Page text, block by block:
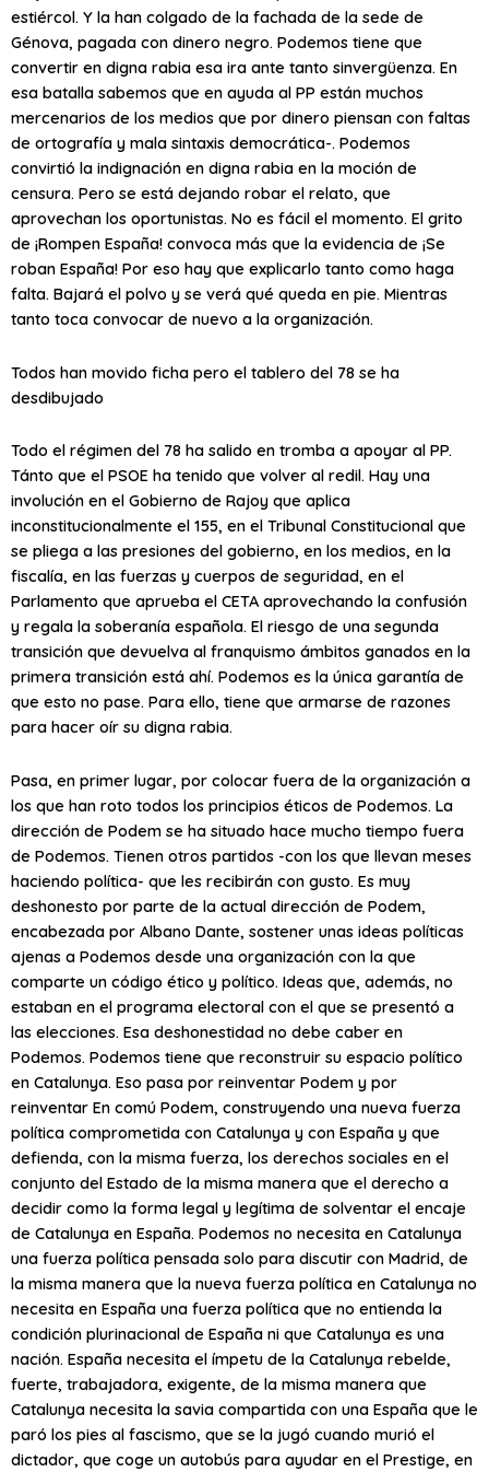
estiércol. Y la han colgado de la fachada de la sede de
Génova, pagada con dinero negro. Podemos tiene que
convertir en digna rabia esa ira ante tanto sinvergüenza. En
esa batalla sabemos que en ayuda al PP están muchos
mercenarios de los medios que por dinero piensan con faltas
de ortografía y mala sintaxis democrática-. Podemos
convirtió la indignación en digna rabia en la moción de
censura. Pero se está dejando robar el relato, que
aprovechan los oportunistas. No es fácil el momento. El grito
de ¡Rompen España! convoca más que la evidencia de ¡Se
roban España! Por eso hay que explicarlo tanto como haga
falta. Bajará el polvo y se verá qué queda en pie. Mientras
tanto toca convocar de nuevo a la organización.
Todos han movido ficha pero el tablero del 78 se ha
desdibujado
Todo el régimen del 78 ha salido en tromba a apoyar al PP.
Tánto que el PSOE ha tenido que volver al redil. Hay una
involución en el Gobierno de Rajoy que aplica
inconstitucionalmente el 155, en el Tribunal Constitucional que
se pliega a las presiones del gobierno, en los medios, en la
fiscalía, en las fuerzas y cuerpos de seguridad, en el
Parlamento que aprueba el CETA aprovechando la confusión
y regala la soberanía española. El riesgo de una segunda
transición que devuelva al franquismo ámbitos ganados en la
primera transición está ahí. Podemos es la única garantía de
que esto no pase. Para ello, tiene que armarse de razones
para hacer oír su digna rabia.
Pasa, en primer lugar, por colocar fuera de la organización a
los que han roto todos los principios éticos de Podemos. La
dirección de Podem se ha situado hace mucho tiempo fuera
de Podemos. Tienen otros partidos -con los que llevan meses
haciendo política- que les recibirán con gusto. Es muy
deshonesto por parte de la actual dirección de Podem,
encabezada por Albano Dante, sostener unas ideas políticas
ajenas a Podemos desde una organización con la que
comparte un código ético y político. Ideas que, además, no
estaban en el programa electoral con el que se presentó a
las elecciones. Esa deshonestidad no debe caber en
Podemos. Podemos tiene que reconstruir su espacio político
en Catalunya. Eso pasa por reinventar Podem y por
reinventar En comú Podem, construyendo una nueva fuerza
política comprometida con Catalunya y con España y que
defienda, con la misma fuerza, los derechos sociales en el
conjunto del Estado de la misma manera que el derecho a
decidir como la forma legal y legítima de solventar el encaje
de Catalunya en España. Podemos no necesita en Catalunya
una fuerza política pensada solo para discutir con Madrid, de
la misma manera que la nueva fuerza política en Catalunya no
necesita en España una fuerza política que no entienda la
condición plurinacional de España ni que Catalunya es una
nación. España necesita el ímpetu de la Catalunya rebelde,
fuerte, trabajadora, exigente, de la misma manera que
Catalunya necesita la savia compartida con una España que le
paró los pies al fascismo, que se la jugó cuando murió el
dictador, que coge un autobús para ayudar en el Prestige, en